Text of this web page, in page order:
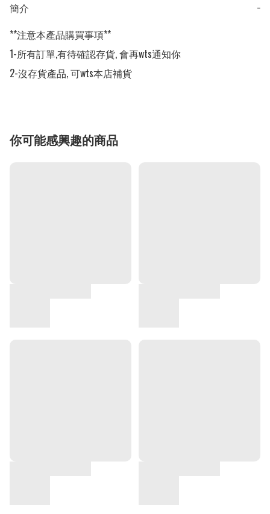
簡介
−
**注意本產品購買事項**
1-所有訂單,有待確認存貨, 會再wts通知你
2-沒存貨產品, 可wts本店補貨
你可能感興趣的商品